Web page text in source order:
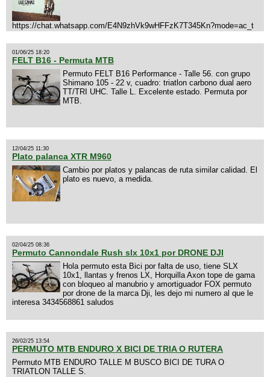
https://chat.whatsapp.com/E4N9zhVk9wHFFzK7T345Kn?mode=ac_t
01/06/25 18:20
FELT B16 - Permuta MTB
Permuto FELT B16 Performance - Talle 56. con grupo
Shimano 105 - 22 v, cuadro: triatlon carbono dual aero
TT/TRI UHC. Talle L. Excelente estado. Permuta por
MTB.
12/04/25 11:30
Plato palanca XTR M960
Cambio por platos y palancas de ruta similar calidad. El
plato es nuevo, a medida.
02/04/25 08:36
Permuto Cannondale Rush slx 10x1 por DRONE DJI
Hola permuto esta Bici por falta de uso, tiene SLX
10x1, llantas y frenos LX, Horquilla Axon tope de gama
con bloqueo al manubrio y amortiguador FOX permuto
por drone de la marca Dji, les dejo mi numero al que le
interesa 3434568861 saludos
26/02/25 13:54
PERMUTO MTB ENDURO X BICI DE TRIA O RUTERA
Permuto MTB ENDURO TALLE M BUSCO BICI DE TURA O
TRIATLON TALLE S.